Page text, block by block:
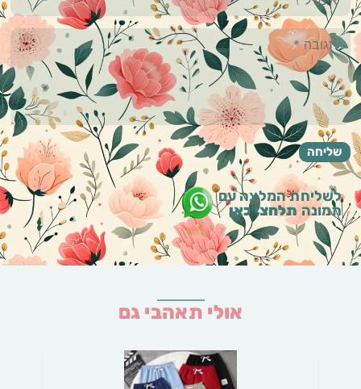
לשליחת המלצה עם
תמונהתלחצי כאן
אולי תאהבי גם